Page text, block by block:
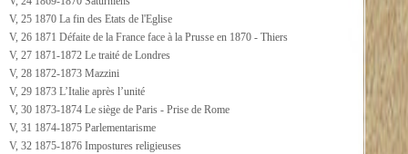
V, 25 1870 La fin des Etats de l'Eglise
V, 26 1871 Défaite de la France face à la Prusse en 1870 - Thiers
V, 27 1871-1872 Le traité de Londres
V, 28 1872-1873 Mazzini
V, 29 1873 L’Italie après l’unité
V, 30 1873-1874 Le siège de Paris - Prise de Rome
V, 31 1874-1875 Parlementarisme
V, 32 1875-1876 Impostures religieuses